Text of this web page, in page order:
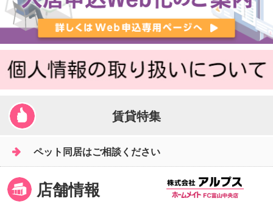
賃貸特集
ペット同居はご相談ください
店舗情報